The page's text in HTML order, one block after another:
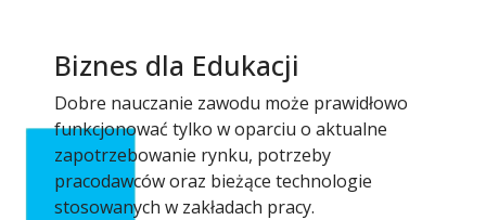
Biznes dla Edukacji
Dobre nauczanie zawodu może prawidłowo
funkcjonować tylko w oparciu o aktualne
zapotrzebowanie rynku, potrzeby
pracodawców oraz bieżące technologie
stosowanych w zakładach pracy.